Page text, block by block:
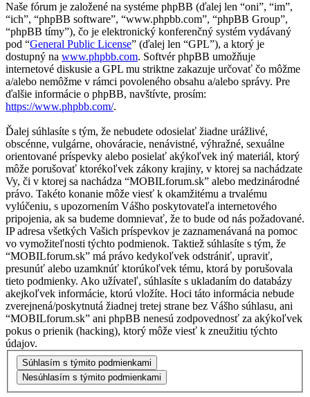
Naše fórum je založené na systéme phpBB (ďalej len “oni”, “im”,
“ich”, “phpBB software”, “www.phpbb.com”, “phpBB Group”,
“phpBB tímy”), čo je elektronický konferenčný systém vydávaný
pod “General Public License” (ďalej len “GPL”), a ktorý je
dostupný na www.phpbb.com. Softvér phpBB umožňuje
internetové diskusie a GPL mu striktne zakazuje určovať čo môžme
a/alebo nemôžme v rámci povoleného obsahu a/alebo správy. Pre
ďalšie informácie o phpBB, navštívte, prosím:
https://www.phpbb.com/.
Ďalej súhlasíte s tým, že nebudete odosielať žiadne urážlivé,
obscénne, vulgárne, ohováracie, nenávistné, výhražné, sexuálne
orientované príspevky alebo posielať akýkoľvek iný materiál, ktorý
môže porušovať ktorékoľvek zákony krajiny, v ktorej sa nachádzate
Vy, či v ktorej sa nachádza “MOBILforum.sk” alebo medzinárodné
právo. Takéto konanie môže viesť k okamžitému a trvalému
vylúčeniu, s upozornením Vášho poskytovateľa internetového
pripojenia, ak sa budeme domnievať, že to bude od nás požadované.
IP adresa všetkých Vašich príspevkov je zaznamenávaná na pomoc
vo vymožiteľnosti týchto podmienok. Taktiež súhlasíte s tým, že
“MOBILforum.sk” má právo kedykoľvek odstrániť, upraviť,
presunúť alebo uzamknúť ktorúkoľvek tému, ktorá by porušovala
tieto podmienky. Ako užívateľ, súhlasíte s ukladaním do databázy
akejkoľvek informácie, ktorú vložíte. Hoci táto informácia nebude
zverejnená/poskytnutá žiadnej tretej strane bez Vášho súhlasu, ani
“MOBILforum.sk” ani phpBB nenesú zodpovednosť za akýkoľvek
pokus o prienik (hacking), ktorý môže viesť k zneužitiu týchto
údajov.